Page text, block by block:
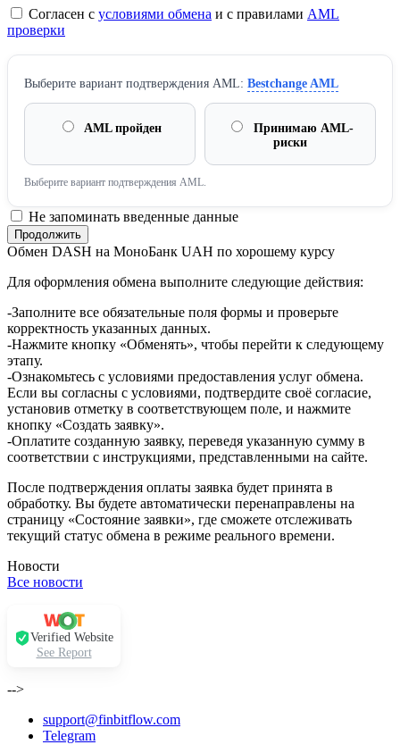
Согласен с условиями обмена и с правилами AML
проверки
Выберите вариант подтверждения AML: Bestchange AML
AML пройден
Принимаю AML-
риски
Выберите вариант подтверждения AML.
Не запоминать введенные данные
Обмен DASH на МоноБанк UAH по хорошему курсу
Для оформления обмена выполните следующие действия:
-Заполните все обязательные поля формы и проверьте
корректность указанных данных.
-Нажмите кнопку «Обменять», чтобы перейти к следующему
этапу.
-Ознакомьтесь с условиями предоставления услуг обмена.
Если вы согласны с условиями, подтвердите своё согласие,
установив отметку в соответствующем поле, и нажмите
кнопку «Создать заявку».
-Оплатите созданную заявку, переведя указанную сумму в
соответствии с инструкциями, представленными на сайте.
После подтверждения оплаты заявка будет принята в
обработку. Вы будете автоматически перенаправлены на
страницу «Состояние заявки», где сможете отслеживать
текущий статус обмена в режиме реального времени.
Новости
Все новости
Verified Website
See Report
-->
support@finbitflow.com
Telegram